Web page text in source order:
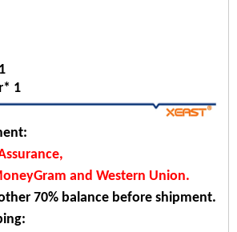
1
and Western Union.
70% balance before shipment.